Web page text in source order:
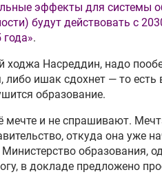
эффекты для системы
будут действовать с
.
ходжа Насреддин, надо
либо ишак сдохнет — то есть
образование.
мечте и не спрашивают.
откуда она уже
образования,
в докладе предложено